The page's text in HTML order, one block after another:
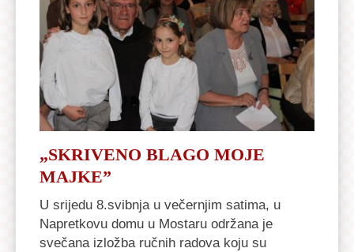
„SKRIVENO BLAGO MOJE
MAJKE”
U srijedu 8.svibnja u večernjim satima, u
Napretkovu domu u Mostaru održana je
svečana izložba ručnih radova koju su